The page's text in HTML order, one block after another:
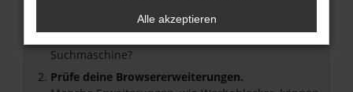
Internetverbindung.
Suchmaschine?
Prüfe deine Browsererweiterungen.
Alle akzeptieren